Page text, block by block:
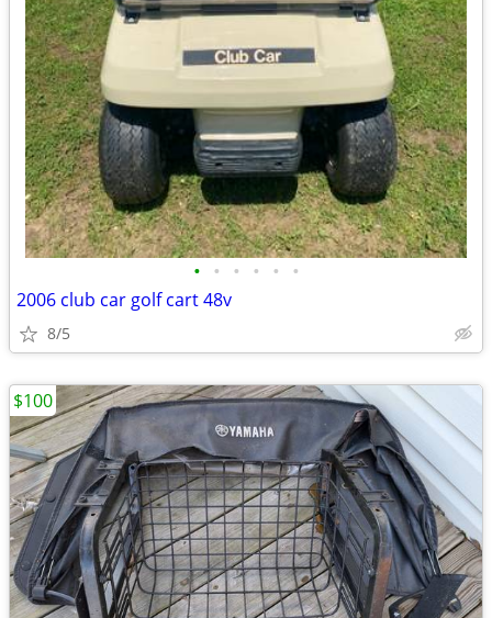
• • • • • •
2006 club car golf cart 48v
8/5
$100